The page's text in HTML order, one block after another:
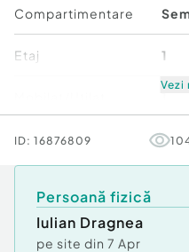
???? Zona Buna Ziua -
si servicii.
???? Detalii si vizionari:
???? ID intern: EXP2613
Confort:1
Număr Băi:1
Comision cumpărător:
Compartimentare
Etaj 1
Număr niveluri imobil 3
Comfort
Vezi
ID: 16876809
Persoană fizică
Iulian Dragnea
pe site din 7 Apr